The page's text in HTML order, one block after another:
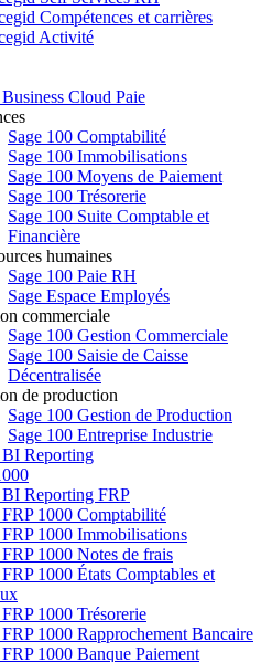
Compétences et carrières
Activité
Business Cloud Paie
Sage 100 Comptabilité
Sage 100 Immobilisations
Sage 100 Moyens de Paiement
Sage 100 Trésorerie
Sage 100 Suite Comptable et
Financière
humaines
Sage 100 Paie RH
Sage Espace Employés
commerciale
Sage 100 Gestion Commerciale
Sage 100 Saisie de Caisse
Décentralisée
de production
Sage 100 Gestion de Production
Sage 100 Entreprise Industrie
BI Reporting
BI Reporting FRP
FRP 1000 Comptabilité
FRP 1000 Immobilisations
FRP 1000 Notes de frais
FRP 1000 États Comptables et
FRP 1000 Trésorerie
FRP 1000 Rapprochement Bancaire
FRP 1000 Banque Paiement